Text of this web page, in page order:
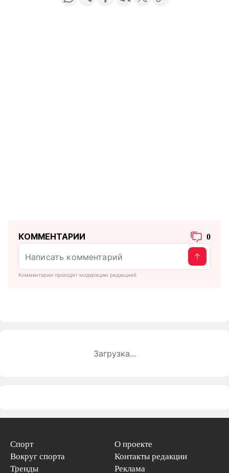
КОММЕНТАРИИ 0
Комментарии проходят модерацию редакцией
Загрузка...
Спорт
Вокруг спорта
Тренды
О проекте
Контакты редакции
Реклама